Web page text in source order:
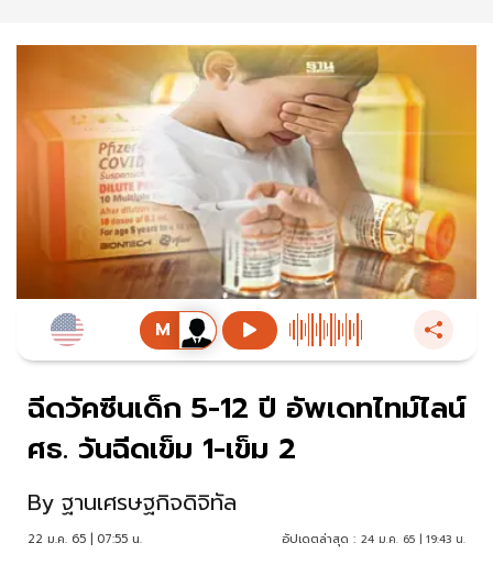
ฉีดวัคซีนเด็ก 5-12 ปี อัพเดทไทม์ไลน์
ศธ. วันฉีดเข็ม 1-เข็ม 2
By ฐานเศรษฐกิจดิจิทัล
22 ม.ค. 65 | 07:55 น. อัปเดตล่าสุด : 24 ม.ค. 65 | 19:43 น.